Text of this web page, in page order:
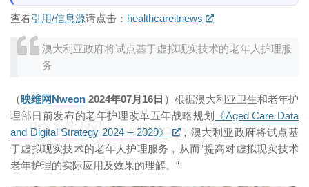
查看引用/信息源请点击： healthcareitnews
澳大利亚政府将试点基于虚拟现实技术的老年人护理服
务
（映维网Nweon 2024年07月16日 ）根据澳大利亚卫生和老年护
理部日前发布的老年护理改革五年战略规划
《Aged Care Data
and Digital Strategy 2024 – 2029》
，澳大利亚政府将试点基
于虚拟现实技术的老年人护理服务，从而”提高对虚拟现实技术
老年护理的实际应用及效果的理解。“
映维网（nweon.com）